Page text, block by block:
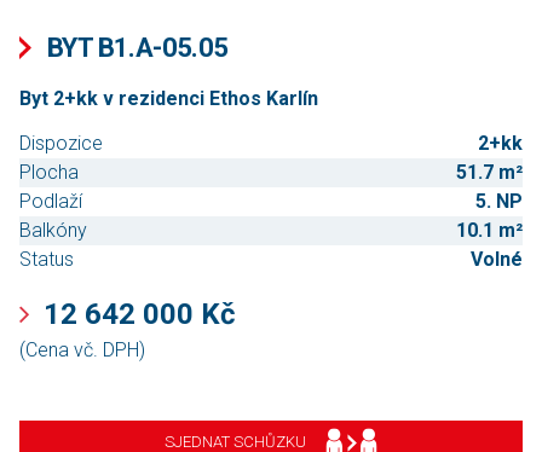
BYT B1.A-05.05
Byt 2+kk v rezidenci Ethos Karlín
Dispozice
2+kk
Plocha
51.7 m²
Podlaží
5. NP
Balkóny
10.1 m²
Status
Volné
12 642 000 Kč
(Cena vč. DPH)
SJEDNAT SCHŮZKU